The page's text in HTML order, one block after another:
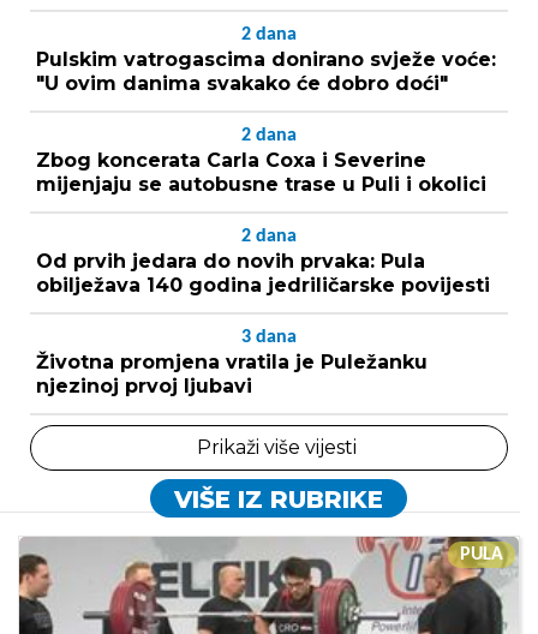
2 dana
Pulskim vatrogascima donirano svježe voće:
"U ovim danima svakako će dobro doći"
2 dana
Zbog koncerata Carla Coxa i Severine
mijenjaju se autobusne trase u Puli i okolici
2 dana
Od prvih jedara do novih prvaka: Pula
obilježava 140 godina jedriličarske povijesti
3 dana
Životna promjena vratila je Puležanku
njezinoj prvoj ljubavi
Prikaži više vijesti
VIŠE IZ RUBRIKE
PULA